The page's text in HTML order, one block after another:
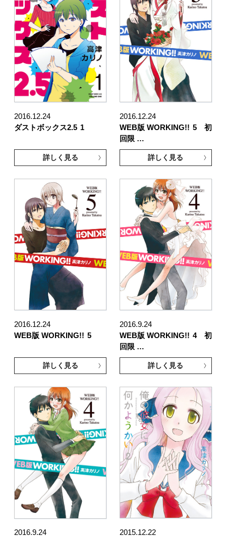
2016.12.24
ダストボックス2.5 1
詳しく見る
2016.12.24
WEB版 WORKING!! 5 初
回限 …
詳しく見る
2016.12.24
WEB版 WORKING!! 5
詳しく見る
2016.9.24
WEB版 WORKING!! 4 初
回限 …
詳しく見る
2016.9.24
2015.12.22